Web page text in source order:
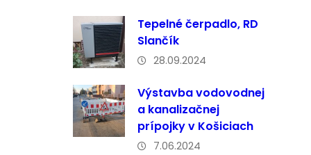
Tepelné čerpadlo, RD
Slančík
28.09.2024
Výstavba vodovodnej
a kanalizačnej
prípojky v Košiciach
7.06.2024